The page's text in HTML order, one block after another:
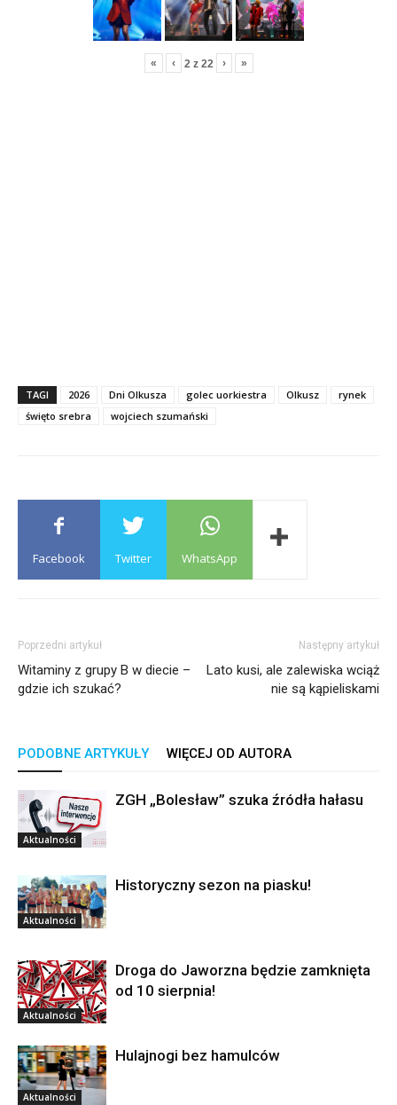
« ‹ 2 z 22 › »
TAGI 2026 Dni Olkusza golec uorkiestra Olkusz
rynek
święto srebra
wojciech szumański
Facebook Twitter WhatsApp
Poprzedni artykuł
Witaminy z grupy B w diecie –
gdzie ich szukać?
Następny artykuł
Lato kusi, ale zalewiska wciąż
nie są kąpieliskami
PODOBNE ARTYKUŁY WIĘCEJ OD AUTORA
Aktualności
ZGH „Bolesław” szuka źródła hałasu
Aktualności
Historyczny sezon na piasku!
Aktualności
Droga do Jaworzna będzie zamknięta
od 10 sierpnia!
Aktualności
Hulajnogi bez hamulców